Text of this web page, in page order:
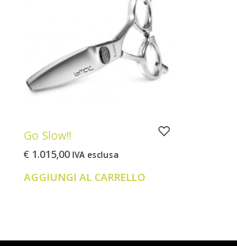
Go Slow!!
€ 1.015,00 IVA esclusa
AGGIUNGI AL CARRELLO